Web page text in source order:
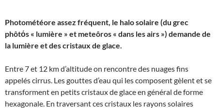
Photométéore assez fréquent, le halo solaire (du grec
phôtόs « lumière » et meteôros « dans les airs ») demande de
la lumière et des cristaux de glace.
Entre 7 et 12 km d’altitude on rencontre des nuages fins
appelés cirrus. Les gouttes d’eau qui les composent gèlent et se
transforment en petits cristaux de glace en général de forme
hexagonale. En traversant ces cristaux les rayons solaires